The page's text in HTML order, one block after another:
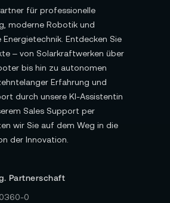
für professionelle
moderne Robotik und
Entdecken Sie
– von Solarkraftwerken über
bis hin zu autonomen
Erfahrung und
durch unsere KI-Assistentin
Sales Support per
wir Sie auf dem Weg in die
der Innovation.
Partnerschaft
0